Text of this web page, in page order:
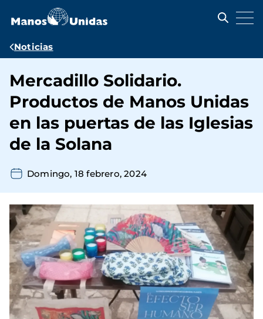
contenido
Ruta
navegación
Noticias
Mercadillo Solidario.
Productos de Manos Unidas
en las puertas de las Iglesias
de la Solana
Domingo, 18 febrero, 2024